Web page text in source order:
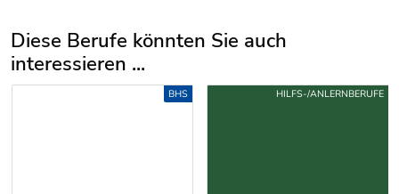
Diese Berufe könnten Sie auch
interessieren ...
Uber weitere Berufsvorschläge
BHS HILFS-/ANLERNBERUFE